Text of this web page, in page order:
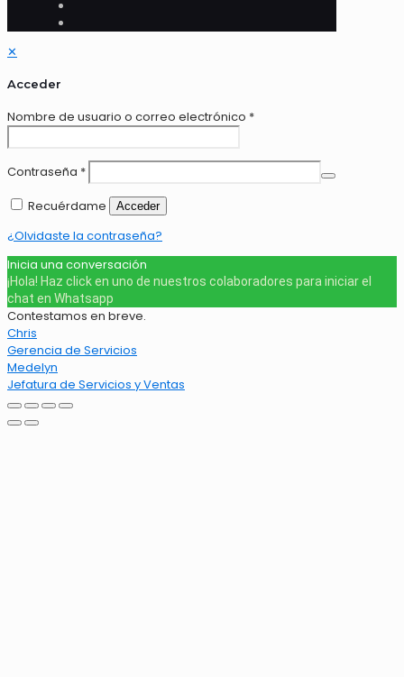
✕
Acceder
Nombre de usuario o correo electrónico *
Contraseña *
Recuérdame
Acceder
¿Olvidaste la contraseña?
Inicia una conversación
¡Hola! Haz click en uno de nuestros colaboradores para iniciar el
chat en Whatsapp
Contestamos en breve.
Chris
Gerencia de Servicios
Medelyn
Jefatura de Servicios y Ventas